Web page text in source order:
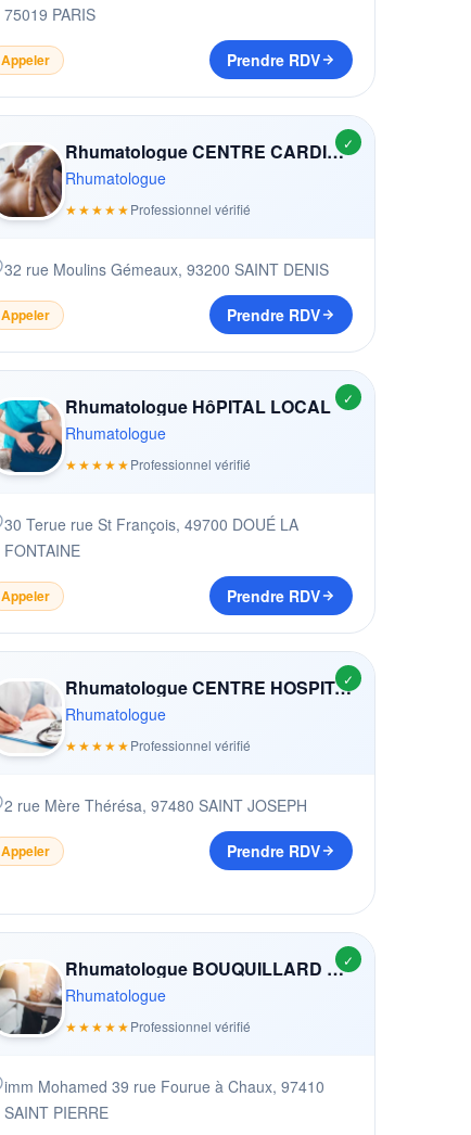
75019 PARIS
Appeler Prendre RDV
✓
Rhumatologue CENTRE CARDIOLOGIQUE DU NORD
Rhumatologue
★★★★★Professionnel vérifié
32 rue Moulins Gémeaux,93200 SAINT DENIS
Appeler Prendre RDV
✓
Rhumatologue HôPITAL LOCAL
Rhumatologue
★★★★★Professionnel vérifié
30 Terue rue St François,49700 DOUÉ LA
FONTAINE
Appeler Prendre RDV
✓
Rhumatologue CENTRE HOSPITALIER UNIVERSITAIRE FéLIX GUYON
Rhumatologue
★★★★★Professionnel vérifié
2 rue Mère Thérésa,97480 SAINT JOSEPH
Appeler Prendre RDV
✓
Rhumatologue BOUQUILLARD ET HARLIN
Rhumatologue
★★★★★Professionnel vérifié
imm Mohamed 39 rue Fourue à Chaux,97410
SAINT PIERRE